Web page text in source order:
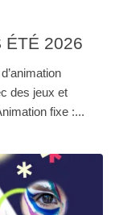
ÉTÉ 2026
des jeux et
fixe :...